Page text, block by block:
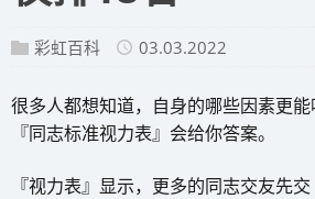
彩虹百科 03.03.2022
很多人都想知道，自身的哪些因素更能
『同志标准视力表』会给你答案。
『视力表』显示，更多的同志交友先